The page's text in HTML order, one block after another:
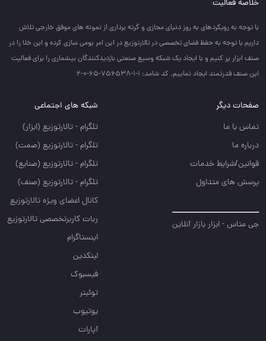
خلاصه فعالیت
با توجه به رويكردهاي به روز دنياي مجازي و گرته برداري از نمونه هاي موفق خارجي تلاش
داريم با توجه به حفظ فضاي تخصصي در تالارتوزيع در اين امر بومي سازي كرده و اين خلا را در
صنف ابزار پر كنيم و با ايجاد يك شبكه وسيع صنعتي بازديدكنندگان بيشماري را براي فعاليت
اين صنف قدرتمند ايجاد نماييم. کد شامد: 1-1-756538-65-0-2
صفحات دیگر
تماس با ما
درباره ما
قوانین/شرایط خدمات
پرسش های متداول
جی متاس - ابزار بازار آنلاین
شبکه های اجتماعی
تلگرام - تالارتوزيع (ابزار)
تلگرام - تالارتوزيع (صمت)
تلگرام - تالارتوزيع (صنايع)
تلگرام - تالارتوزیع (صنف)
کانال اعضای ویژه تالارتوزیع
ربات کاربرتخصصی تالارتوزیع
اینستاگرام
لینکدین
فیسبوک
توئیتر
یوتیوب
آپارات